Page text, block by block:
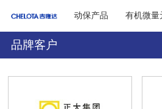
动保产品 有机微量
品牌客户